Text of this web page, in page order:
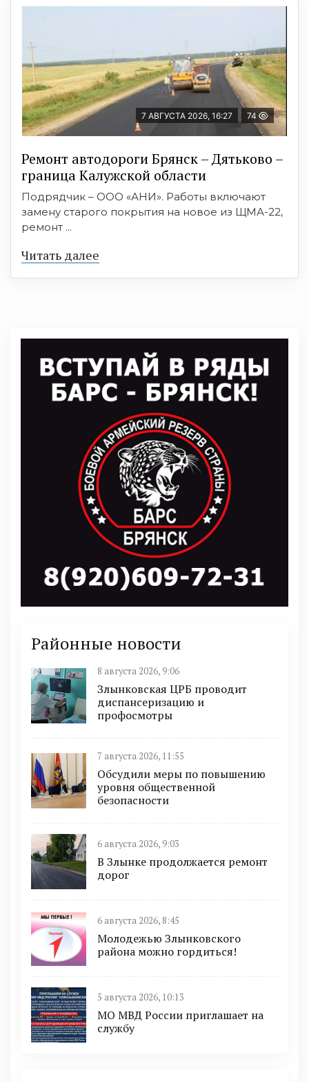
7 АВГУСТА 2026, 16:27 74
Ремонт автодороги Брянск – Дятьково –
граница Калужской области
Подрядчик – ООО «АНИ». Работы включают
замену старого покрытия на новое из ЩМА-22,
ремонт ...
Читать далее
Районные новости
8 августа 2026, 9:06
Злынковская ЦРБ проводит
диспансеризацию и
профосмотры
7 августа 2026, 11:55
Обсудили меры по повышению
уровня общественной
безопасности
6 августа 2026, 9:03
В Злынке продолжается ремонт
дорог
6 августа 2026, 8:45
Молодежью Злынковского
района можно гордиться!
5 августа 2026, 10:13
МО МВД России приглашает на
службу